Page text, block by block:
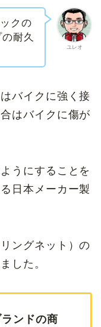
ユレオ
クの
耐久
バイクに強く接
はバイクに傷が
うにすることを
日本メーカー製
ングネット）の
した。
ンドの商